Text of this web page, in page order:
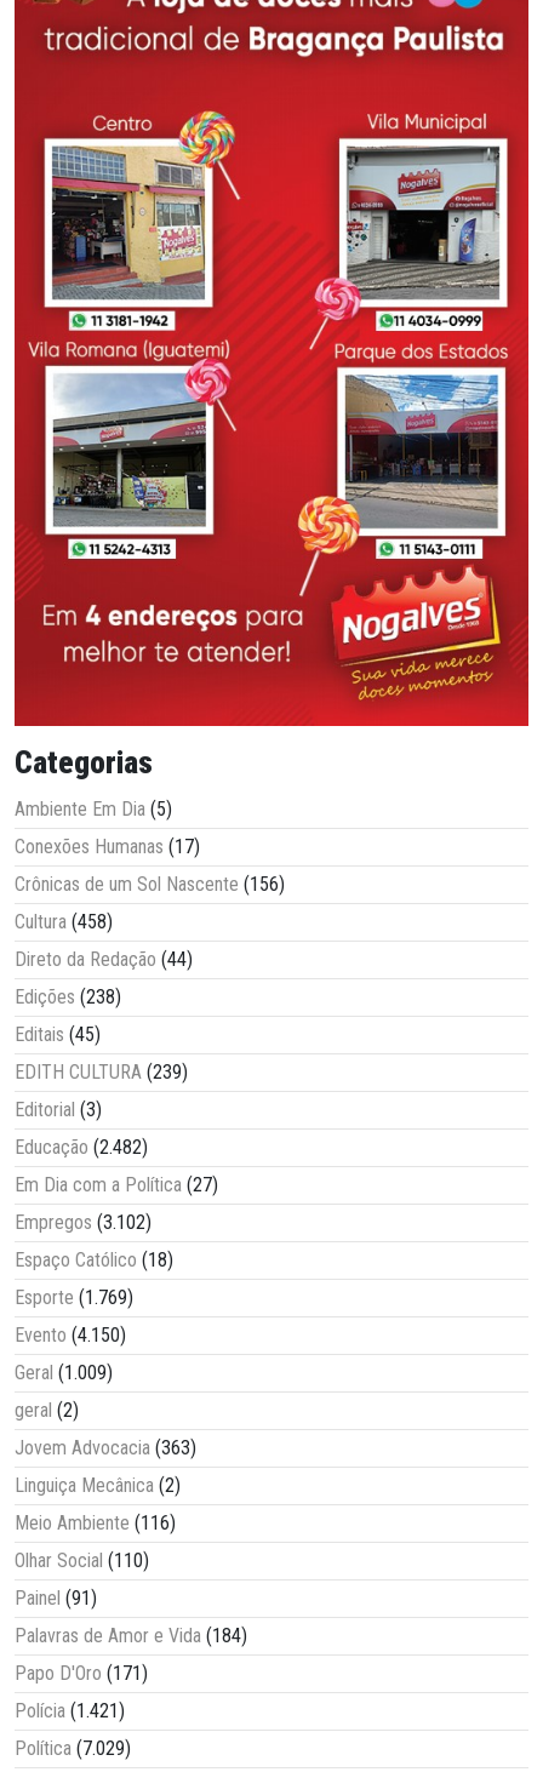
Categorias
Ambiente Em Dia (5)
Conexões Humanas (17)
Crônicas de um Sol Nascente (156)
Cultura (458)
Direto da Redação (44)
Edições (238)
Editais (45)
EDITH CULTURA (239)
Editorial (3)
Educação (2.482)
Em Dia com a Política (27)
Empregos (3.102)
Espaço Católico (18)
Esporte (1.769)
Evento (4.150)
Geral (1.009)
geral (2)
Jovem Advocacia (363)
Linguiça Mecânica (2)
Meio Ambiente (116)
Olhar Social (110)
Painel (91)
Palavras de Amor e Vida (184)
Papo D'Oro (171)
Polícia (1.421)
Política (7.029)